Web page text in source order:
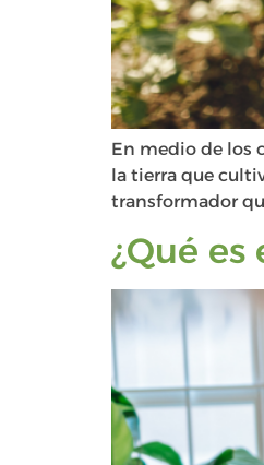
En medio de los
la tierra que
transformador
¿Qué